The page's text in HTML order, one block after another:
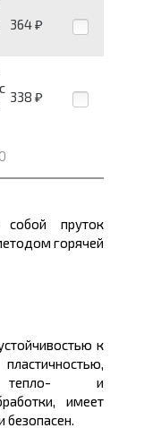
364 ₽
338 ₽
пруток
горячей
к
тепло- и
имеет
безопасен.